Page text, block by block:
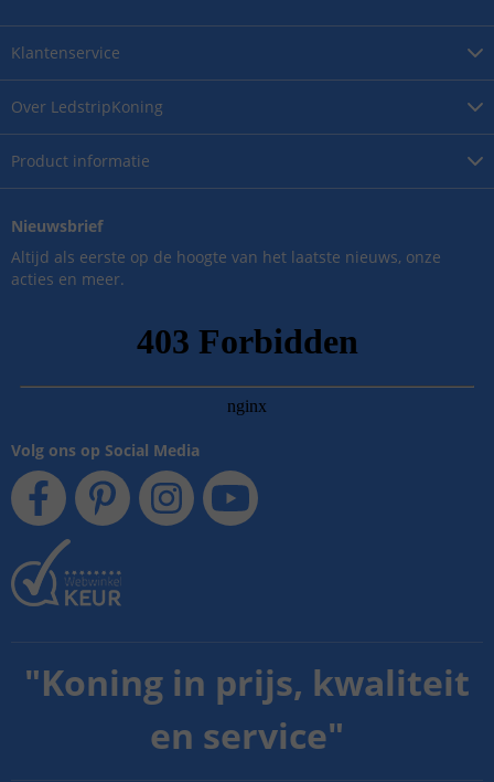
Over LedstripKoning
Product informatie
Klantenservice
Nieuwsbrief
Altijd als eerste op de hoogte van het laatste nieuws, onze
acties en meer.
Volg ons op Social Media
"Koning in prijs, kwaliteit
en service"